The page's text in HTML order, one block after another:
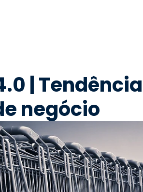
|
negócio